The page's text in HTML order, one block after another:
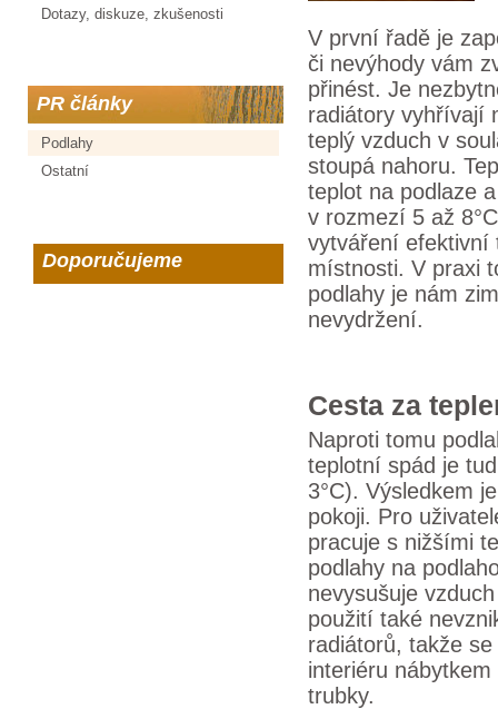
Dotazy, diskuze, zkušenosti
PR články
Podlahy
Ostatní
Doporučujeme
V první řadě je
či nevýhody vám
přinést. Je
radiátory vyhřívají
teplý vzduch v
stoupá nahoru.
teplot na podlaze
v rozmezí 5 až
vytváření efektivní
místnosti. V praxi
podlahy je nám
nevydržení.
Cesta za
Naproti tomu
teplotní spád je
3°C). Výsledkem
pokoji. Pro
pracuje s nižšími
podlahy na
nevysušuje
použití také
radiátorů, takže
interiéru
trubky.